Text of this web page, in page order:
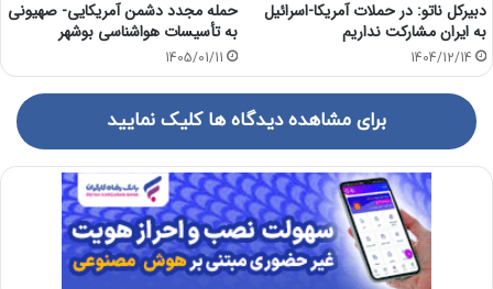
دبیرکل ناتو: در حملات آمریکا-اسرائیل
به ایران مشارکت نداریم
1404/12/14
حمله مجدد دشمن آمریکایی- صهیونی
به تأسیسات هواشناسی بوشهر
1405/01/11
برای مشاهده دیدگاه ها کلیک نمایید